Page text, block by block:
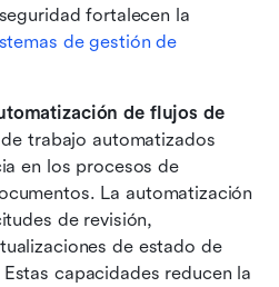
fortalecen la
de gestión de
de flujos de
trabajo automatizados
en los procesos de
La automatización
de revisión,
de estado de
capacidades reducen la